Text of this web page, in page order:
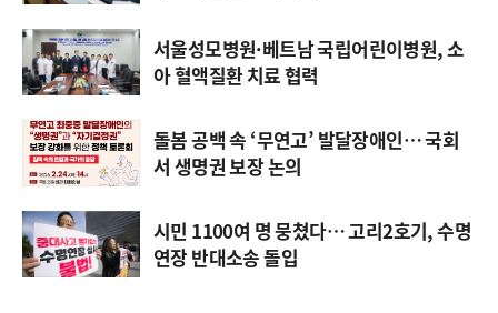
서울성모병원·베트남 국립어린이병원, 소
아 혈액질환 치료 협력
돌봄 공백 속 ‘무연고’ 발달장애인… 국회
서 생명권 보장 논의
시민 1100여 명 뭉쳤다… 고리2호기, 수명
연장 반대소송 돌입